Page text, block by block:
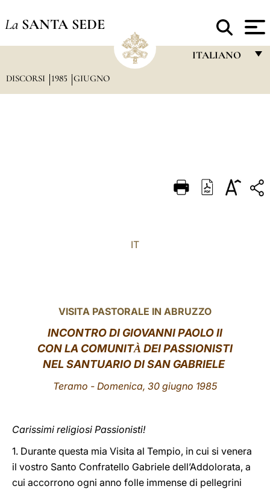
La SANTA SEDE
ITALIANO
DEUTSCH
DISCORSI 1985 GIUGNO
IT
VISITA PASTORALE IN ABRUZZO
INCONTRO DI GIOVANNI PAOLO II
CON LA COMUNITÀ DEI PASSIONISTI
NEL SANTUARIO DI SAN GABRIELE
Teramo - Domenica, 30 giugno 1985
Carissimi religiosi Passionisti!
1. Durante questa mia Visita al Tempio, in cui si venera
il vostro Santo Confratello Gabriele dell’Addolorata, a
cui accorrono ogni anno folle immense di pellegrini